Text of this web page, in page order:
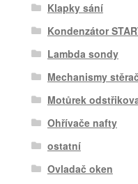
Klapky sání
Kondenzátor
Lambda sondy
Mechanismy
Motůrek
Ohřívače nafty
ostatní
Ovladač oken